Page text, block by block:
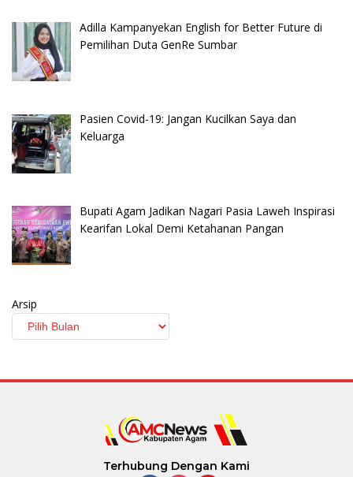
Adilla Kampanyekan English for Better Future di
Pemilihan Duta GenRe Sumbar
Pasien Covid-19: Jangan Kucilkan Saya dan
Keluarga
Bupati Agam Jadikan Nagari Pasia Laweh Inspirasi
Kearifan Lokal Demi Ketahanan Pangan
Arsip
Terhubung Dengan Kami